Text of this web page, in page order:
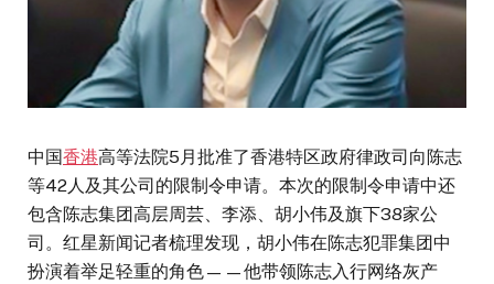
中国香港高等法院5月批准了香港特区政府律政司向陈志
等42人及其公司的限制令申请。本次的限制令申请中还
包含陈志集团高层周芸、李添、胡小伟及旗下38家公
司。红星新闻记者梳理发现，胡小伟在陈志犯罪集团中
扮演着举足轻重的角色——他带领陈志入行网络灰产